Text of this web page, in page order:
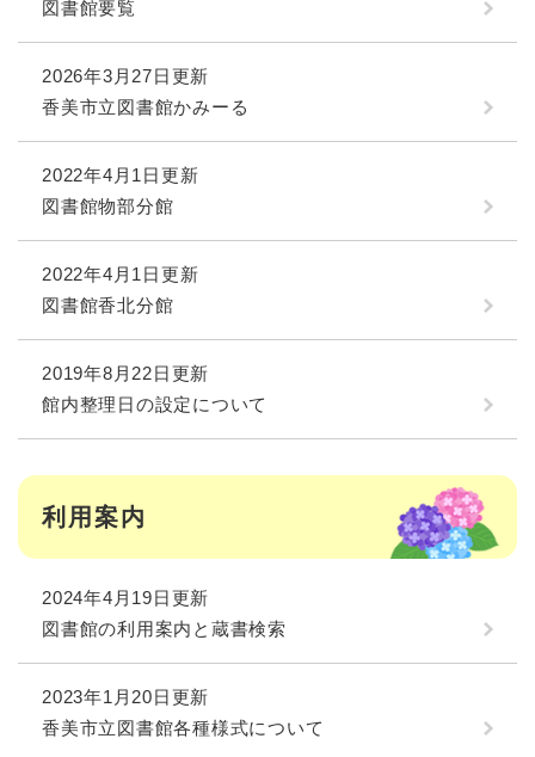
図書館要覧
2026年3月27日更新
香美市立図書館かみーる
2022年4月1日更新
図書館物部分館
2022年4月1日更新
図書館香北分館
2019年8月22日更新
館内整理日の設定について
利用案内
2024年4月19日更新
図書館の利用案内と蔵書検索
2023年1月20日更新
香美市立図書館各種様式について